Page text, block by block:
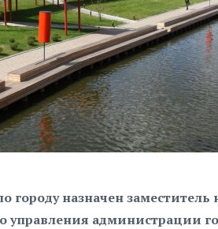
городу назначен
управления администрации